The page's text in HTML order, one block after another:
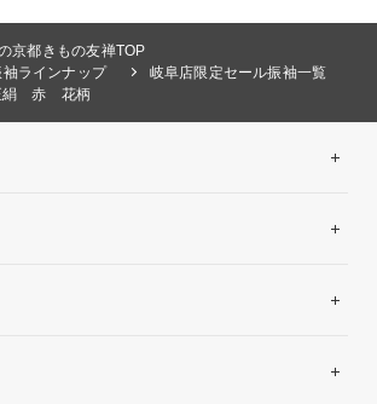
京都きもの友禅TOP
ラインナップ
岐阜店限定セール振袖一覧
絹 赤 花柄